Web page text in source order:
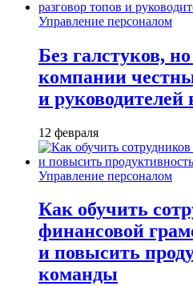
Управление персоналом
Без галстуков,
компании
и руководителей
12 февраля
Управление персоналом
Как обучить
финансовой
и повысить
команды